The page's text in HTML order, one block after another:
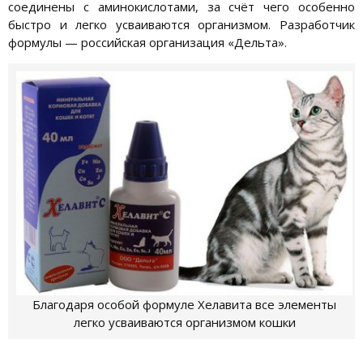
соединены с аминокислотами, за счёт чего особенно
быстро и легко усваиваются организмом. Разработчик
формулы — российская организация «Дельта».
Благодаря особой формуле Хелавита все элементы
легко усваиваются организмом кошки